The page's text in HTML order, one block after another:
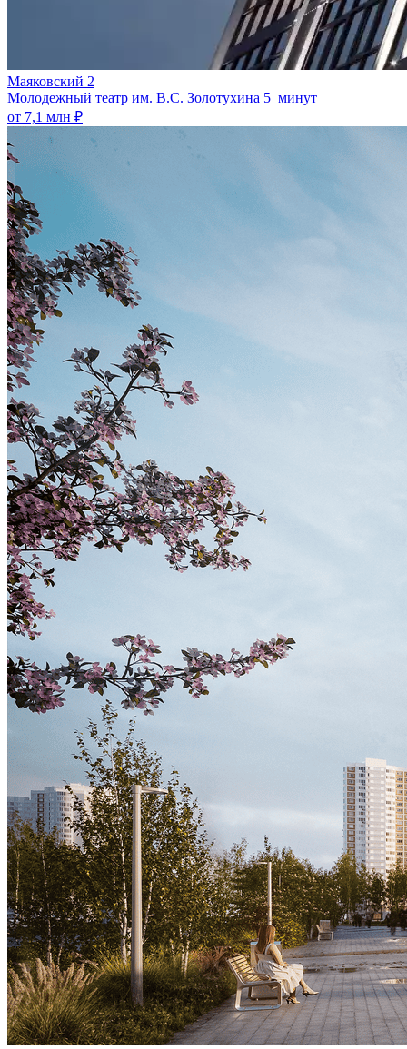
Маяковский 2
Молодежный театр им. В.С. Золотухина 5 минут
от 7,1 млн ₽